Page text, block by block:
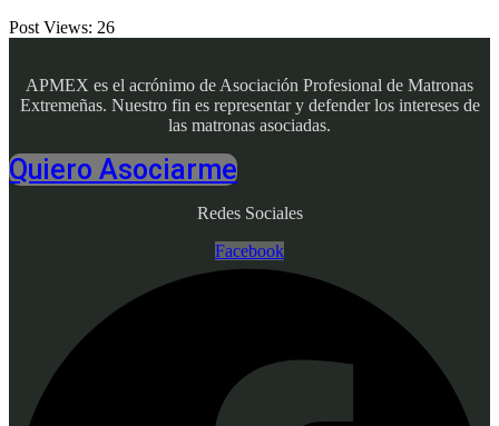
Post Views: 26
APMEX es el acrónimo de Asociación Profesional de Matronas
Extremeñas. Nuestro fin es representar y defender los intereses de
las matronas asociadas.
Quiero Asociarme
Redes Sociales
Facebook